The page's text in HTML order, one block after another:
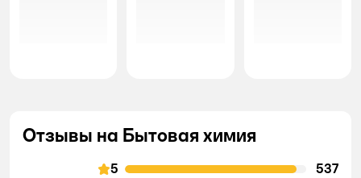
Отзывы на Бытовая химия
5
537